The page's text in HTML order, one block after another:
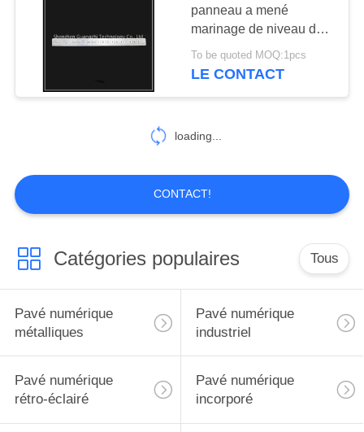
clavier d'acier
30
Le Pin codent le
clavier numérique
19
panneau a mené
marinage de niveau de
protection de
Multifuctional Ip67 de
To be quoted MOQ:1pcs
LE CONTACT
loading...
CONTACT!
Catégories populaires Tous
Pavé numérique
métalliques
Pavé numérique
industriel
Pavé numérique
rétro-éclairé
Pavé numérique
incorporé